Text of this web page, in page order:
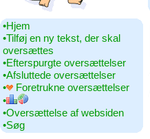
•‎Hjem
•‎Tilføj en ny tekst, der skal
oversættes
•‎Efterspurgte oversættelser
•‎Afsluttede oversættelser
•‎
Foretrukne oversættelser
•‎
•‎Oversættelse af websiden
•‎Søg